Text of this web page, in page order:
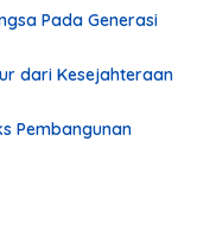
Pada Generasi
dari Kesejahteraan
Pembangunan